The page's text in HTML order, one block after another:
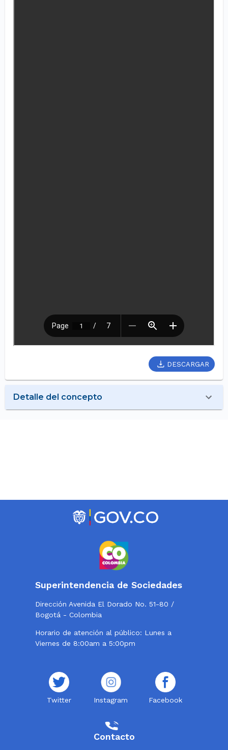
DESCARGAR
Detalle del concepto
Superintendencia de Sociedades
Dirección Avenida El Dorado No. 51-80 /
Bogotá - Colombia
Horario de atención al público: Lunes a
Viernes de 8:00am a 5:00pm
Twitter Instagram Facebook
Contacto